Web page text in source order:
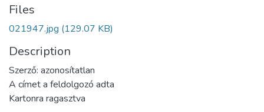
Files
021947.jpg (129.07 KB)
Description
Szerző: azonosítatlan
A címet a feldolgozó adta
Kartonra ragasztva